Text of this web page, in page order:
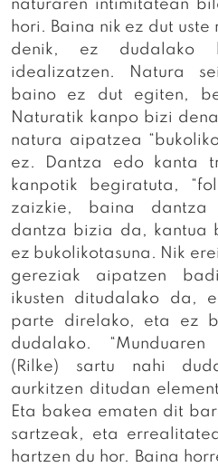
naturaren intimitatean
hori. Baina nik ez dut uste
denik, ez dudalako
idealizatzen. Natura
baino ez dut egiten,
Naturatik kanpo bizi
natura aipatzea
ez. Dantza edo kanta
kanpotik begiratuta,
zaizkie, baina dantza
dantza bizia da, kantua
ez bukolikotasuna. Nik
gereziak aipatzen
ikusten ditudalako da,
parte direlako, eta ez
dudalako.
(Rilke) sartu nahi
aurkitzen ditudan
Eta bakea ematen dit
sartzeak, eta
hartzen du hor. Baina